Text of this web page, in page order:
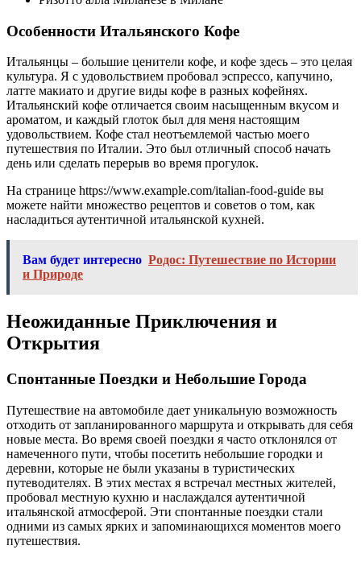
Особенности Итальянского Кофе
Итальянцы – большие ценители кофе, и кофе здесь – это целая
культура. Я с удовольствием пробовал эспрессо, капучино,
латте макиато и другие виды кофе в разных кофейнях.
Итальянский кофе отличается своим насыщенным вкусом и
ароматом, и каждый глоток был для меня настоящим
удовольствием. Кофе стал неотъемлемой частью моего
путешествия по Италии. Это был отличный способ начать
день или сделать перерыв во время прогулок.
На странице https://www.example.com/italian-food-guide вы
можете найти множество рецептов и советов о том, как
насладиться аутентичной итальянской кухней.
Вам будет интересно Родос: Путешествие по Истории
и Природе
Неожиданные Приключения и
Открытия
Спонтанные Поездки и Небольшие Города
Путешествие на автомобиле дает уникальную возможность
отходить от запланированного маршрута и открывать для себя
новые места. Во время своей поездки я часто отклонялся от
намеченного пути, чтобы посетить небольшие городки и
деревни, которые не были указаны в туристических
путеводителях. В этих местах я встречал местных жителей,
пробовал местную кухню и наслаждался аутентичной
итальянской атмосферой. Эти спонтанные поездки стали
одними из самых ярких и запоминающихся моментов моего
путешествия.